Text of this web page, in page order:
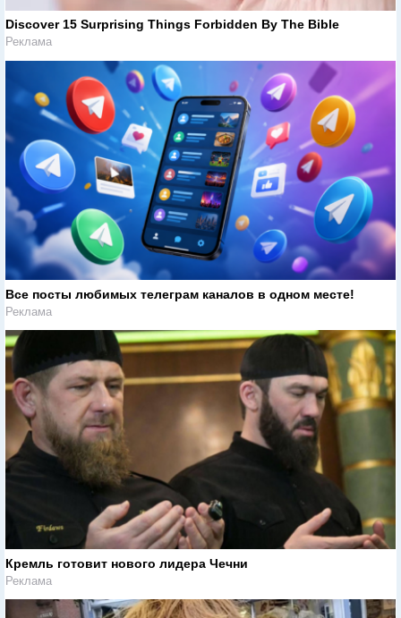
Discover 15 Surprising Things Forbidden By The Bible
Реклама
Все посты любимых телеграм каналов в одном месте!
Реклама
Кремль готовит нового лидера Чечни
Реклама